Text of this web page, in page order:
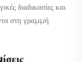
διαδικασίες και
στη γραμμή